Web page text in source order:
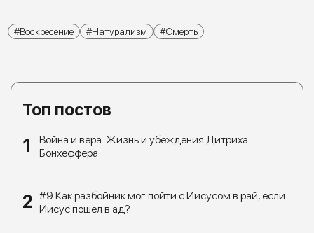
Воскресение Натурализм Смерть
Топ постов
Война и вера: Жизнь и убеждения Дитриха
Бонхёффера
#9 Как разбойник мог пойти с Иисусом в рай, если
Иисус пошел в ад?